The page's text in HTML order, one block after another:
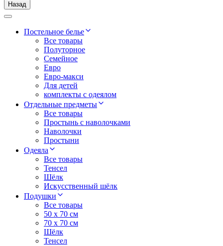
Назад
Постельное белье
Все товары
Полуторное
Семейное
Евро
Евро-макси
Для детей
комплекты с одеялом
Отдельные предметы
Все товары
Простынь с наволочками
Наволочки
Простыни
Одеяла
Все товары
Тенсел
Шёлк
Искусственный шёлк
Подушки
Все товары
50 x 70 см
70 x 70 см
Шёлк
Тенсел